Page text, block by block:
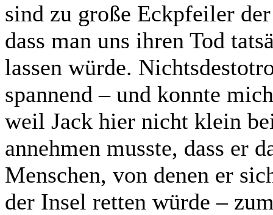
sind zu große Eckpfeiler
dass man uns ihren Tod
lassen würde.
spannend – und konnte
weil Jack hier nicht klein
annehmen musste, dass er
Menschen, von denen er
der Insel retten würde –